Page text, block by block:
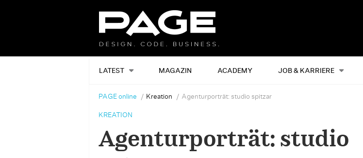
LATEST MAGAZIN ACADEMY JOB & KARRIERE
PAGE online Kreation Agenturporträt: studio spitzar
KREATION
Agenturporträt: studio